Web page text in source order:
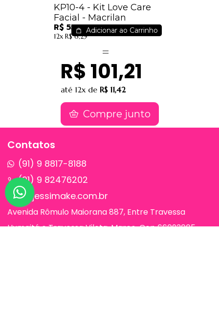
KP10-4 - Kit Love Care
Facial - Macrilan
R$ 55,73
12x R$ 6,29
Adicionar ao Carrinho
R$ 101,21
até 12x de R$ 11,42
Compre junto
Contatos
(91) 9 8817-8188
(91) 9 82476202
sac@jessimake.com.br
Avenida Rômulo Maiorana 887, Entre Travessa
Humaitá e Travessa Vileta, Marco, Cep 66093005,